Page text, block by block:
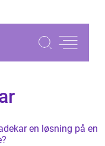
en løsning på en